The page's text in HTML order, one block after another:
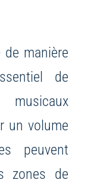
manière
de
un volume
peuvent
zones de